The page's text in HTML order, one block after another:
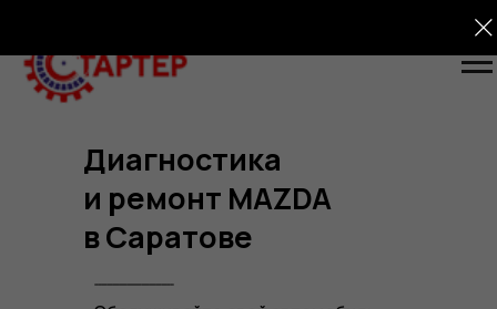
Диагностика
и ремонт MAZDA
в Саратове